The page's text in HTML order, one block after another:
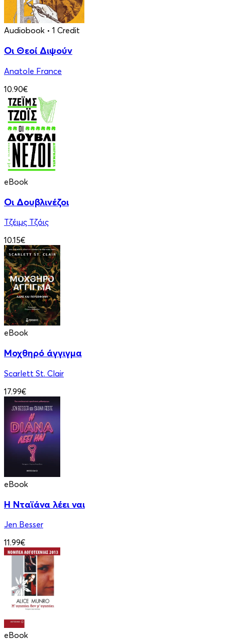
Audiobook • 1 Credit
Οι Θεοί Διψούν
Anatole France
10.90€
eBook
Οι Δουβλινέζοι
Τζέιμς Τζόις
10.15€
eBook
Μοχθηρό άγγιγμα
Scarlett St. Clair
17.99€
eBook
Η Νταϊάνα λέει ναι
Jen Besser
11.99€
eBook